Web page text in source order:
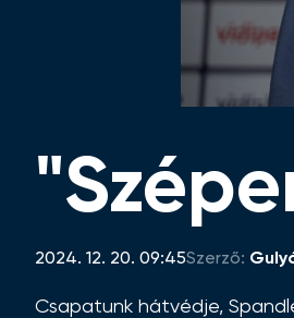
2024. 12. 20. 09:45Szerző:
Csapatunk hátvédje,